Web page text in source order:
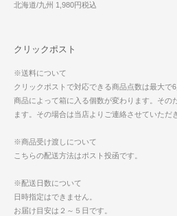
北海道/九州 1,980円税込
クリックポスト
※送料について
クリックポストで対応できる商品点数は最大で6
商品によって箱に入る個数が変わります。その
ます。その場合は当店よりご連絡させていただ
※商品受け渡しについて
こちらの配送方法はポスト投函です。
※配送日数について
日時指定はできません。
お届け目安は２～５日です。